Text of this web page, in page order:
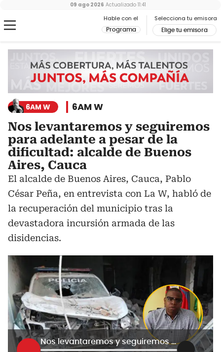
Hable con el
Programa
Selecciona tu emisora
Elige tu emisora
09 ago 2026 Actualizado 11:41
6AM W 6AM W
Nos levantaremos y seguiremos
para adelante a pesar de la
dificultad: alcalde de Buenos
Aires, Cauca
El alcalde de Buenos Aires, Cauca, Pablo
César Peña, en entrevista con La W, habló de
la recuperación del municipio tras la
devastadora incursión armada de las
disidencias.
Nos levantaremos y seguiremos para adelante a pesar de la dificultad: alcalde de Buenos Aires, Cauca